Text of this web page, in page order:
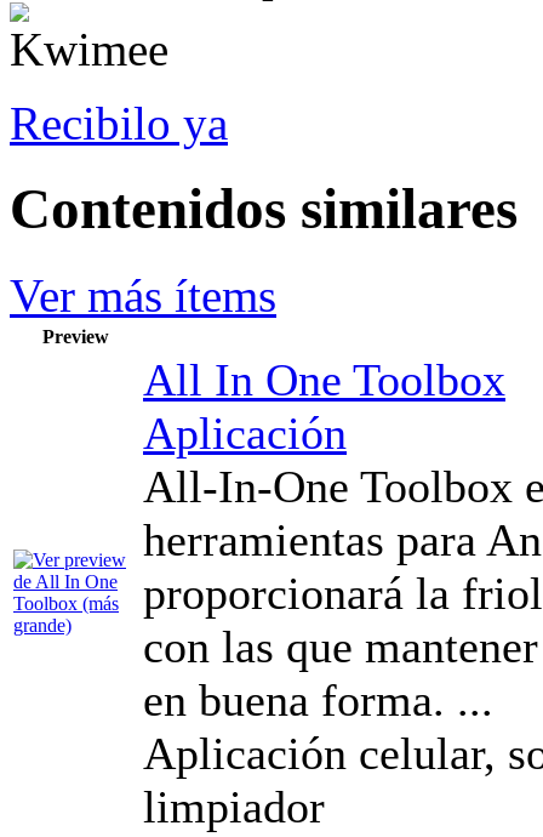
Recibilo ya
Contenidos similares
Ver más ítems
Preview
All In One Toolbox
Aplicación
All-In-One Toolbox
herramientas para
proporcionará la
con las que
en buena forma. ...
Aplicación celular,
limpiador